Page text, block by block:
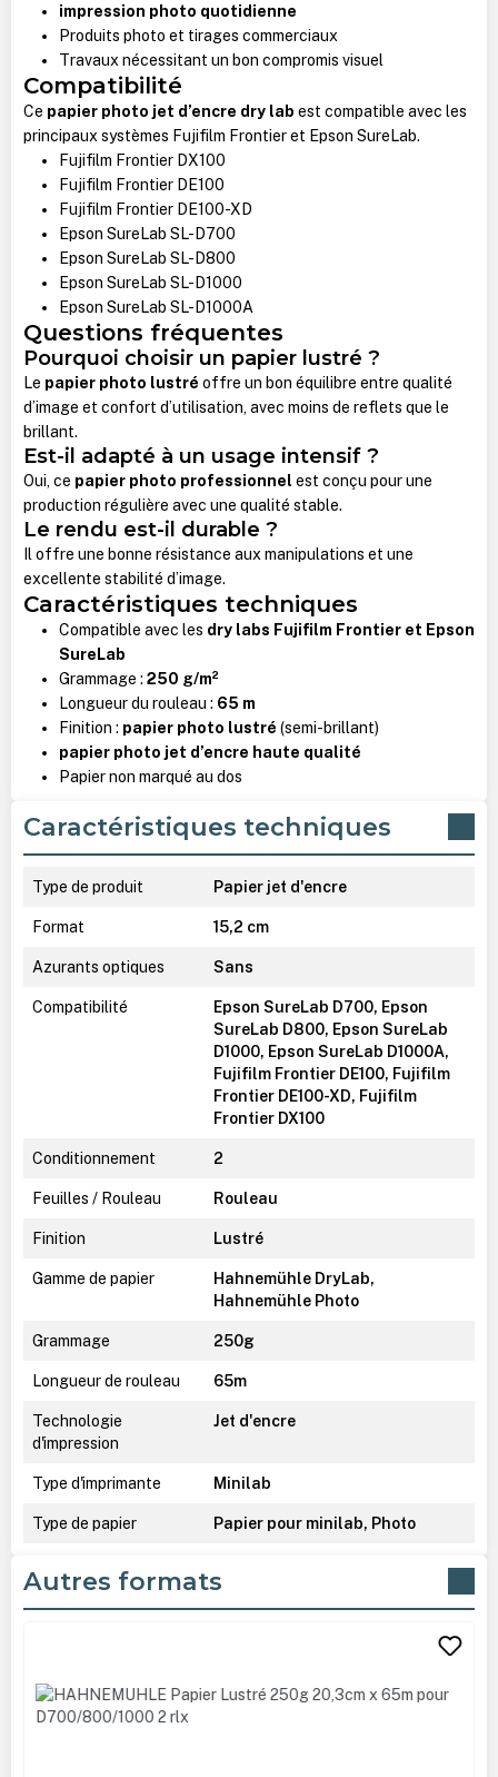
impression photo quotidienne
Produits photo et tirages commerciaux
Travaux nécessitant un bon compromis visuel
Compatibilité
Ce papier photo jet d’encre dry lab est compatible avec les
principaux systèmes Fujifilm Frontier et Epson SureLab.
Fujifilm Frontier DX100
Fujifilm Frontier DE100
Fujifilm Frontier DE100-XD
Epson SureLab SL-D700
Epson SureLab SL-D800
Epson SureLab SL-D1000
Epson SureLab SL-D1000A
Questions fréquentes
Pourquoi choisir un papier lustré ?
Le papier photo lustré offre un bon équilibre entre qualité
d’image et confort d’utilisation, avec moins de reflets que le
brillant.
Est-il adapté à un usage intensif ?
Oui, ce papier photo professionnel est conçu pour une
production régulière avec une qualité stable.
Le rendu est-il durable ?
Il offre une bonne résistance aux manipulations et une
excellente stabilité d’image.
Caractéristiques techniques
Compatible avec les dry labs Fujifilm Frontier et Epson
SureLab
Grammage : 250 g/m²
Longueur du rouleau : 65 m
Finition : papier photo lustré (semi-brillant)
papier photo jet d’encre haute qualité
Papier non marqué au dos
Caractéristiques techniques
Type de produit Papier jet d'encre
Format 15,2 cm
Azurants optiques Sans
Compatibilité
Epson SureLab D700, Epson
SureLab D800, Epson SureLab
D1000, Epson SureLab D1000A,
Fujifilm Frontier DE100, Fujifilm
Frontier DE100-XD, Fujifilm
Frontier DX100
Conditionnement 2
Feuilles / Rouleau Rouleau
Finition Lustré
Gamme de papier
Hahnemühle DryLab,
Hahnemühle Photo
Grammage 250g
Longueur de rouleau 65m
Technologie
d'impression
Jet d'encre
Type d'imprimante Minilab
Type de papier Papier pour minilab, Photo
Autres formats